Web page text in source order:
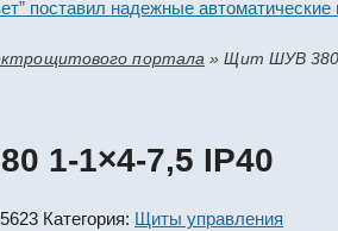
поставил надежные автоматические
портала »Щит ШУВ 380
1-1×4-7,5 IP40
Категория: Щиты управления